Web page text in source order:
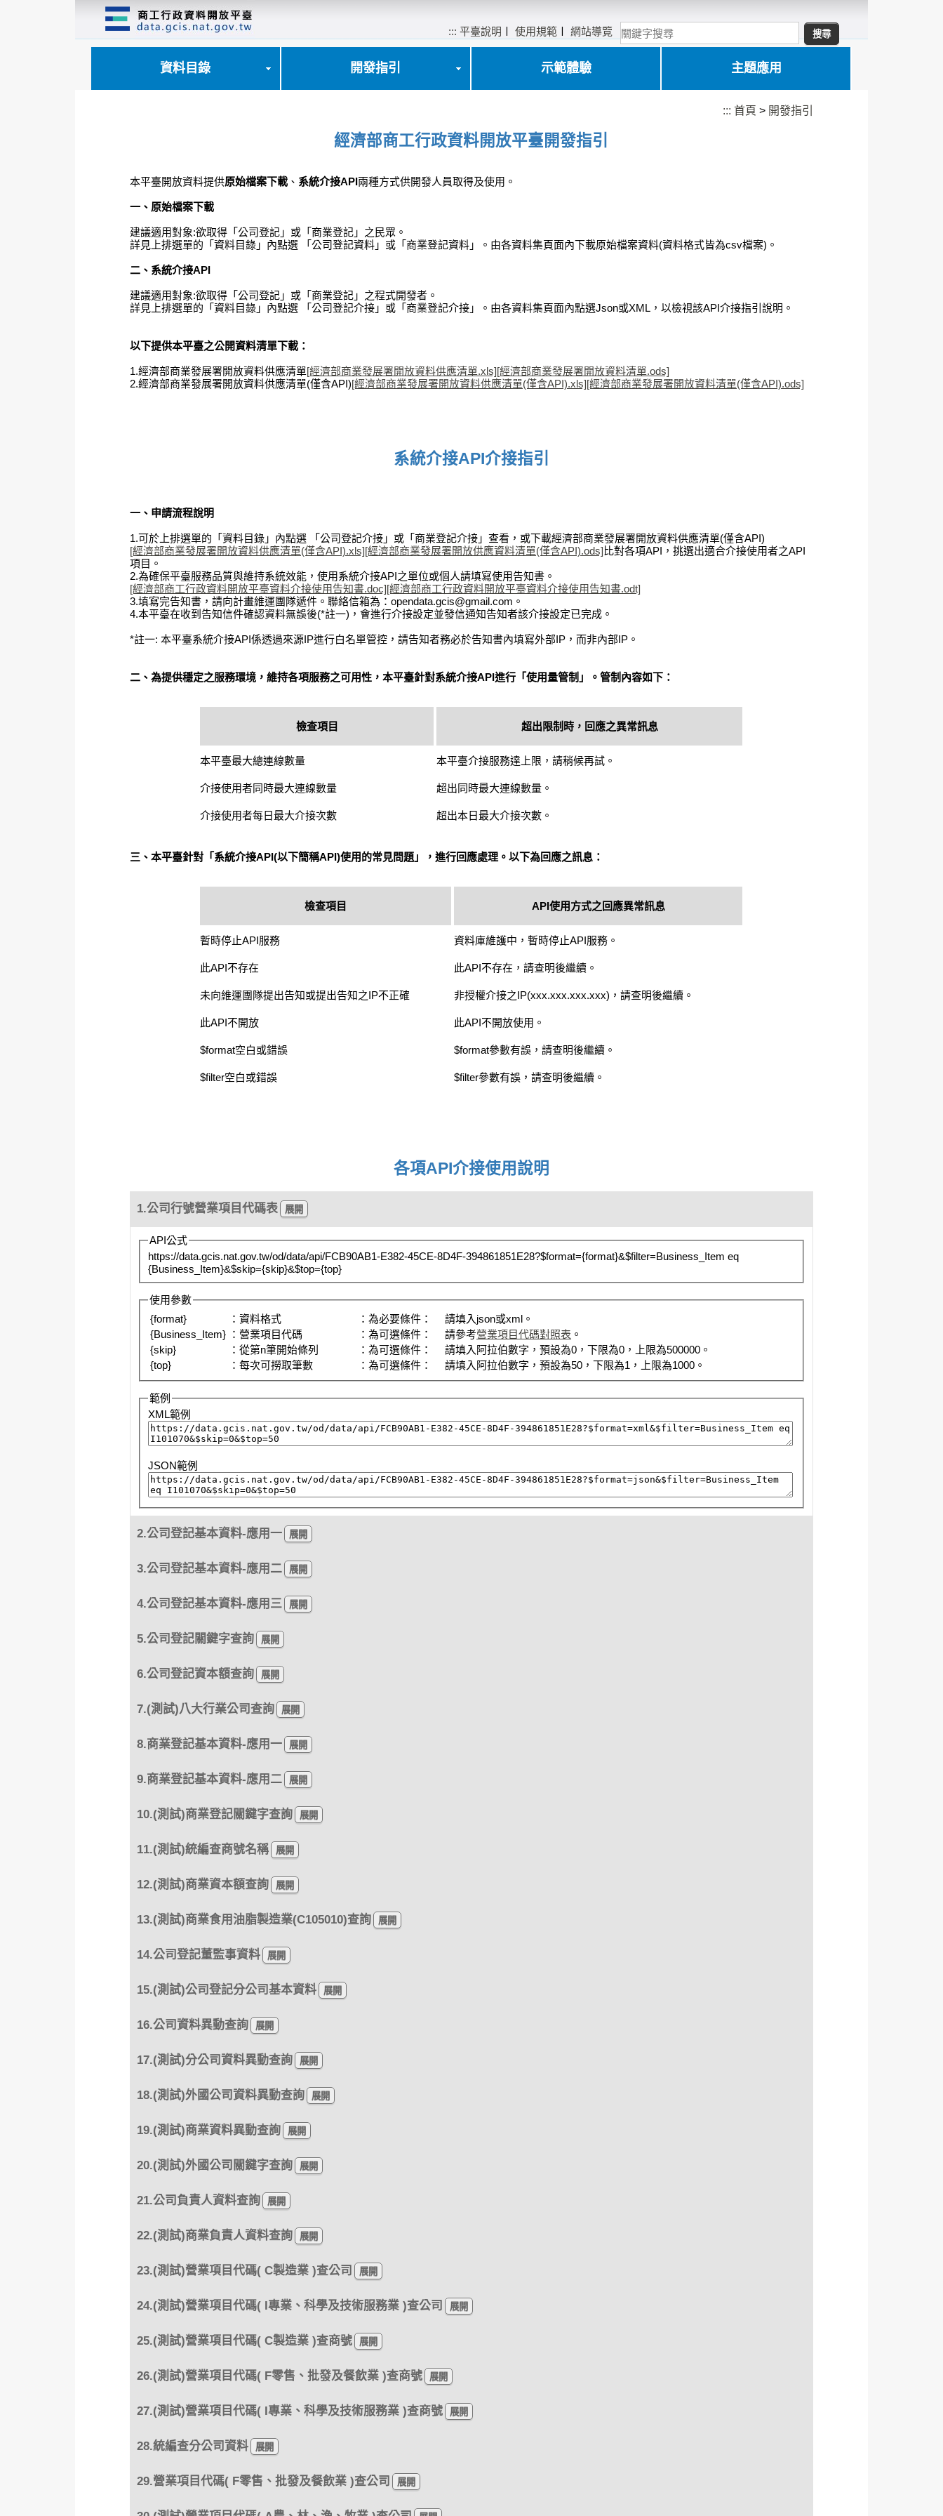
::: 平臺說明 〡使用規範 〡網站導覽
資料目錄 開發指引 示範體驗 主題應用
::: 首頁 > 開發指引
經濟部商工行政資料開放平臺開發指引
本平臺開放資料提供原始檔案下載、 系統介接API 兩種方式供開發人員取得及使用。
一、原始檔案下載
建議適用對象:欲取得「公司登記」或「商業登記」之民眾。
詳見上排選單的「資料目錄」內點選 「公司登記資料」或「商業登記資料」。由各資料集頁面內下載原始檔案資料(資料格式皆為csv檔案)。
二、系統介接API
建議適用對象:欲取得「公司登記」或「商業登記」之程式開發者。
詳見上排選單的「資料目錄」內點選 「公司登記介接」或「商業登記介接」。由各資料集頁面內點選Json或XML，以檢視該API介接指引說明。
以下提供本平臺之公開資料清單下載：
1.經濟部商業發展署開放資料供應清單[經濟部商業發展署開放資料供應清單.xls] [經濟部商業發展署開放資料清單.ods]
2.經濟部商業發展署開放資料供應清單(僅含API)[經濟部商業發展署開放資料供應清單(僅含API).xls] [經濟部商業發展署開放資料清單(僅含API).ods]
系統介接API介接指引
一、申請流程說明
1.可於上排選單的「資料目錄」內點選 「公司登記介接」或「商業登記介接」查看，或下載經濟部商業發展署開放資料供應清單(僅含API)
[經濟部商業發展署開放資料供應清單(僅含API).xls][經濟部商業發展署開放供應資料清單(僅含API).ods] 比對各項API，挑選出適合介接使用者之API
項目。
2.為確保平臺服務品質與維持系統效能，使用系統介接API之單位或個人請填寫使用告知書。
[經濟部商工行政資料開放平臺資料介接使用告知書.doc][經濟部商工行政資料開放平臺資料介接使用告知書.odt]
3.填寫完告知書，請向計畫維運團隊遞件。聯絡信箱為：opendata.gcis@gmail.com。
4.本平臺在收到告知信件確認資料無誤後(*註一)，會進行介接設定並發信通知告知者該介接設定已完成。
*註一: 本平臺系統介接API係透過來源IP進行白名單管控，請告知者務必於告知書內填寫外部IP，而非內部IP。
二、為提供穩定之服務環境，維持各項服務之可用性，本平臺針對系統介接API進行「使用量管制」。管制內容如下：
檢查項目 超出限制時，回應之異常訊息
本平臺最大總連線數量 本平臺介接服務達上限，請稍候再試。
介接使用者同時最大連線數量 超出同時最大連線數量。
介接使用者每日最大介接次數 超出本日最大介接次數。
三、本平臺針對「系統介接API(以下簡稱API)使用的常見問題」，進行回應處理。以下為回應之訊息：
檢查項目 API使用方式之回應異常訊息
暫時停止API服務 資料庫維護中，暫時停止API服務。
此API不存在 此API不存在，請查明後繼續。
未向維運團隊提出告知或提出告知之IP不正確 非授權介接之IP(xxx.xxx.xxx.xxx)，請查明後繼續。
此API不開放 此API不開放使用。
$format空白或錯誤 $format參數有誤，請查明後繼續。
$filter空白或錯誤 $filter參數有誤，請查明後繼續。
各項API介接使用說明
1.公司行號營業項目代碼表
API公式
https://data.gcis.nat.gov.tw/od/data/api/FCB90AB1-E382-45CE-8D4F-394861851E28?$format={format}&$filter=Business_Item eq
{Business_Item}&$skip={skip}&$top={top}
使用參數
{format}
：資料格式 ：為必要條件：
請填入json或xml。
{Business_Item} ：營業項目代碼 ：為可選條件： 請參考營業項目代碼對照表 。
{skip}
：從第n筆開始條列 ：為可選條件：
請填入阿拉伯數字，預設為0，下限為0，上限為500000。
{top}
：每次可撈取筆數 ：為可選條件： 請填入阿拉伯數字，預設為50，下限為1，上限為1000。
範例
XML範例
JSON範例
2.公司登記基本資料-應用一
3.公司登記基本資料-應用二
4.公司登記基本資料-應用三
5.公司登記關鍵字查詢
6.公司登記資本額查詢
7.(測試)八大行業公司查詢
8.商業登記基本資料-應用一
9.商業登記基本資料-應用二
10.(測試)商業登記關鍵字查詢
11.(測試)統編查商號名稱
12.(測試)商業資本額查詢
13.(測試)商業食用油脂製造業(C105010)查詢
14.公司登記董監事資料
15.(測試)公司登記分公司基本資料
16.公司資料異動查詢
17.(測試)分公司資料異動查詢
18.(測試)外國公司資料異動查詢
19.(測試)商業資料異動查詢
20.(測試)外國公司關鍵字查詢
21.公司負責人資料查詢
22.(測試)商業負責人資料查詢
23.(測試)營業項目代碼( C製造業 )查公司
24.(測試)營業項目代碼( I專業、科學及技術服務業 )查公司
25.(測試)營業項目代碼( C製造業 )查商號
26.(測試)營業項目代碼( F零售、批發及餐飲業 )查商號
27.(測試)營業項目代碼( I專業、科學及技術服務業 )查商號
28.統編查分公司資料
29.營業項目代碼( F零售、批發及餐飲業 )查公司